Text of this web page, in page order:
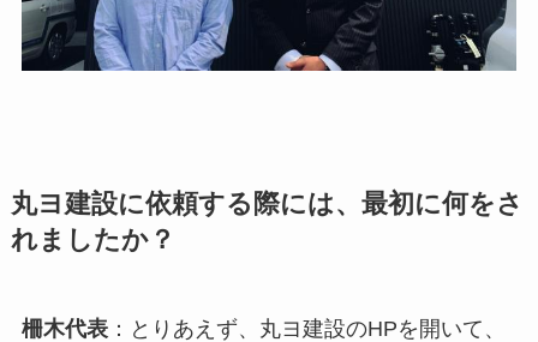
丸ヨ建設に依頼する際には、最初に何をさ
れましたか？
柵木代表：とりあえず、丸ヨ建設のHPを開いて、